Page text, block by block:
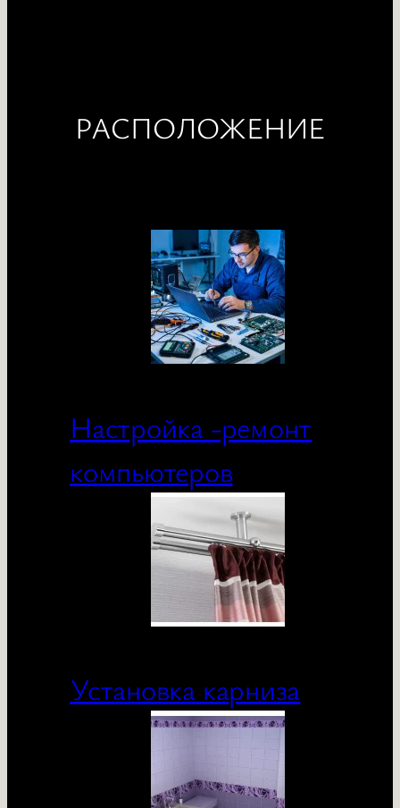
РАСПОЛОЖЕНИЕ
Настройка -ремонт
компьютеров
Установка карниза